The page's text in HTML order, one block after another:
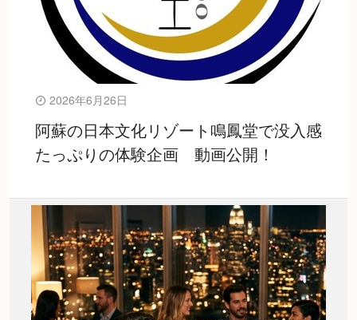
2026年6月26日
阿蘇の日本文化リゾート鳴鳳堂で没入感
たっぷりの体験企画 動画公開！